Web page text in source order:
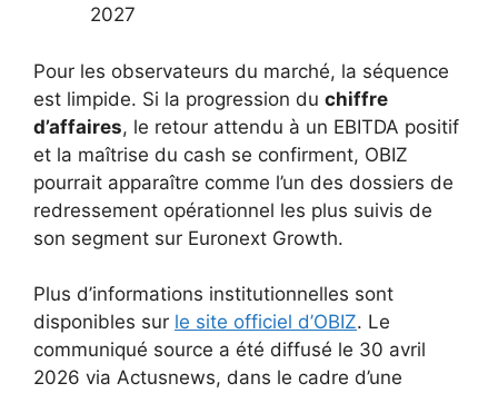
2027
Pour les observateurs du marché, la séquence
est limpide. Si la progression du chiffre
d’affaires, le retour attendu à un EBITDA positif
et la maîtrise du cash se confirment, OBIZ
pourrait apparaître comme l’un des dossiers de
redressement opérationnel les plus suivis de
son segment sur Euronext Growth.
Plus d’informations institutionnelles sont
disponibles sur le site officiel d’OBIZ. Le
communiqué source a été diffusé le 30 avril
2026 via Actusnews, dans le cadre d’une